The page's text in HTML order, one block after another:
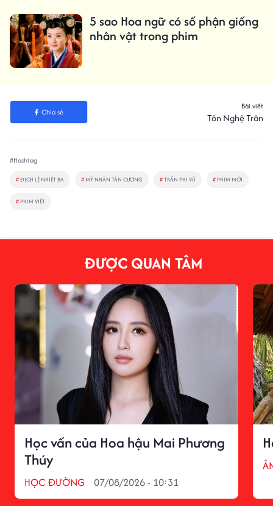
5 sao Hoa ngữ có số phận giống
nhân vật trong phim
Chia sẻ
Bài viết
Tôn Nghệ Trân
#Hashtag
#ĐỊCH LỆ NHIỆT BA # MỸ NHÂN TÂN CƯƠNG #TRẦN PHI VŨ # PHIM MỚI
# PHIM VIỆT
ĐƯỢC QUAN TÂM
Học vấn của Hoa hậu Mai Phương
Thúy
HỌC ĐƯỜNG 07/08/2026 - 10:31